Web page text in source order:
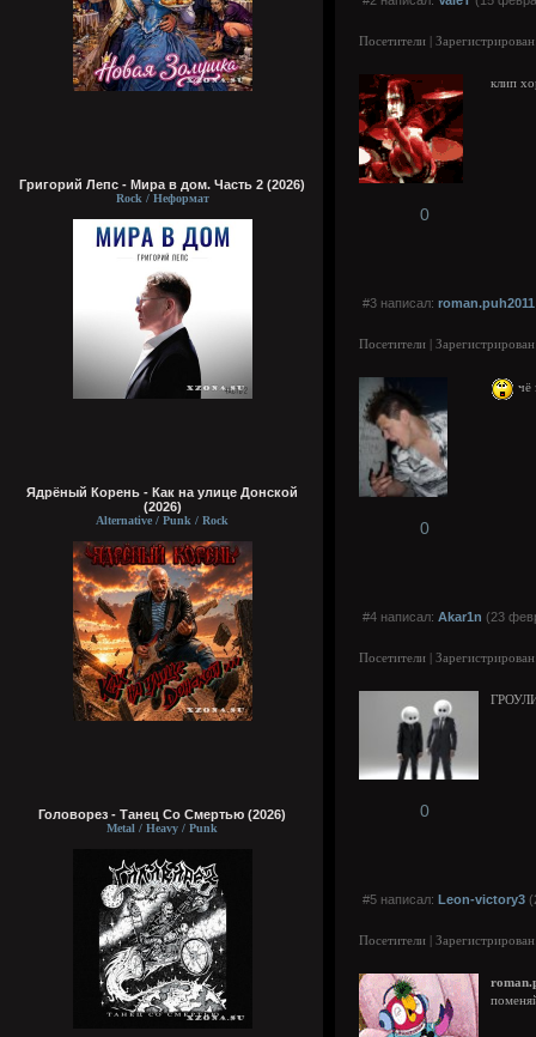
Григорий Лепс - Мира в дом. Часть 2 (2026)
Rock / Неформат
Ядрёный Корень - Как на улице Донской
(2026)
Alternative / Punk / Rock
Головорез - Tанец Со Смертью (2026)
Metal / Heavy / Punk
Посетители |
клип
0
#3 написал: roman.puh2011
Посетители |
чё
0
#4 написал: Akar1n (23
Посетители |
0
#5 написал: Leon-victory3
Посетители |